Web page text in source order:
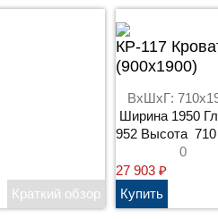
КР-117
(900х1900)
ВхШхГ:
Ширина 1950
952 Высота 710
0
27 903 ₽